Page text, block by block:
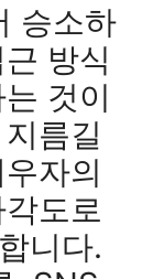
승소하
방식
것이
름길
자의
도로
니다.